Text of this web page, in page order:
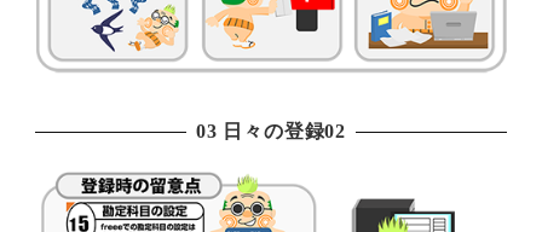
03 日々の登録02